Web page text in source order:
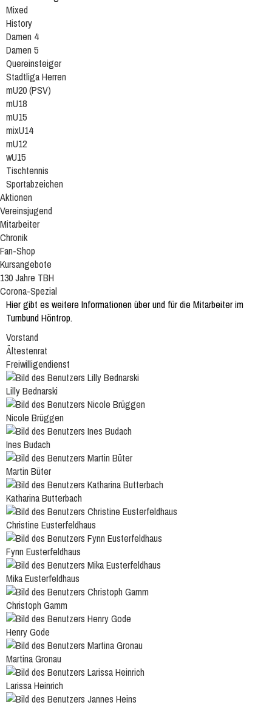
Mixed
History
Damen 4
Damen 5
Quereinsteiger
Stadtliga Herren
mU20 (PSV)
mU18
mU15
mixU14
mU12
wU15
Tischtennis
Sportabzeichen
Aktionen
Vereinsjugend
Mitarbeiter
Chronik
Fan-Shop
Kursangebote
130 Jahre TBH
Corona-Spezial
Hier gibt es weitere Informationen über und für die Mitarbeiter im
Turnbund Höntrop.
Vorstand
Ältestenrat
Freiwilligendienst
Lilly Bednarski
Nicole Brüggen
Ines Budach
Martin Büter
Katharina Butterbach
Christine Eusterfeldhaus
Fynn Eusterfeldhaus
Mika Eusterfeldhaus
Christoph Gamm
Henry Gode
Martina Gronau
Larissa Heinrich